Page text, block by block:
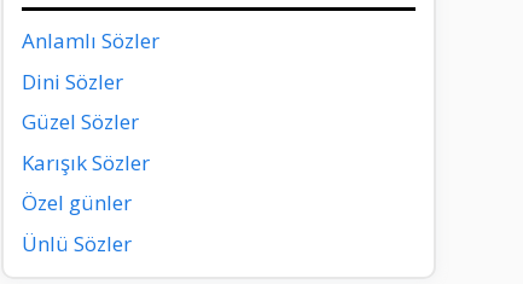
Anlamlı Sözler
Dini Sözler
Güzel Sözler
Karışık Sözler
Özel günler
Ünlü Sözler